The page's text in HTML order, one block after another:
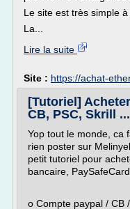
Le site est très simple
La...
Lire la suite
Site : https://achat-
[Tutoriel]
CB, PSC, Skrill ...
Yop tout le monde, ca
rien poster sur
petit tutoriel pour
bancaire,
o Compte paypal / CB